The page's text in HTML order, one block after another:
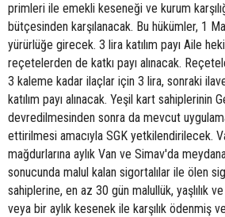
primleri ile emekli keseneği ve kurum
bütçesinden karşılanacak. Bu hükümler, 1
yürürlüğe girecek. 3 lira katılım payı Aile
reçetelerden de katkı payı alınacak.
3 kaleme kadar ilaçlar için 3 lira, sonraki
katılım payı alınacak. Yeşil kart sahiplerinin
devredilmesinden sonra da mevcut
ettirilmesi amacıyla SGK yetkilendirilecek.
mağdurlarına aylık Van ve Simav'da
sonucunda malul kalan sigortalılar ile ölen
sahiplerine, en az 30 gün malullük, yaşlılık
veya bir aylık kesenek ile karşılık ödenmiş